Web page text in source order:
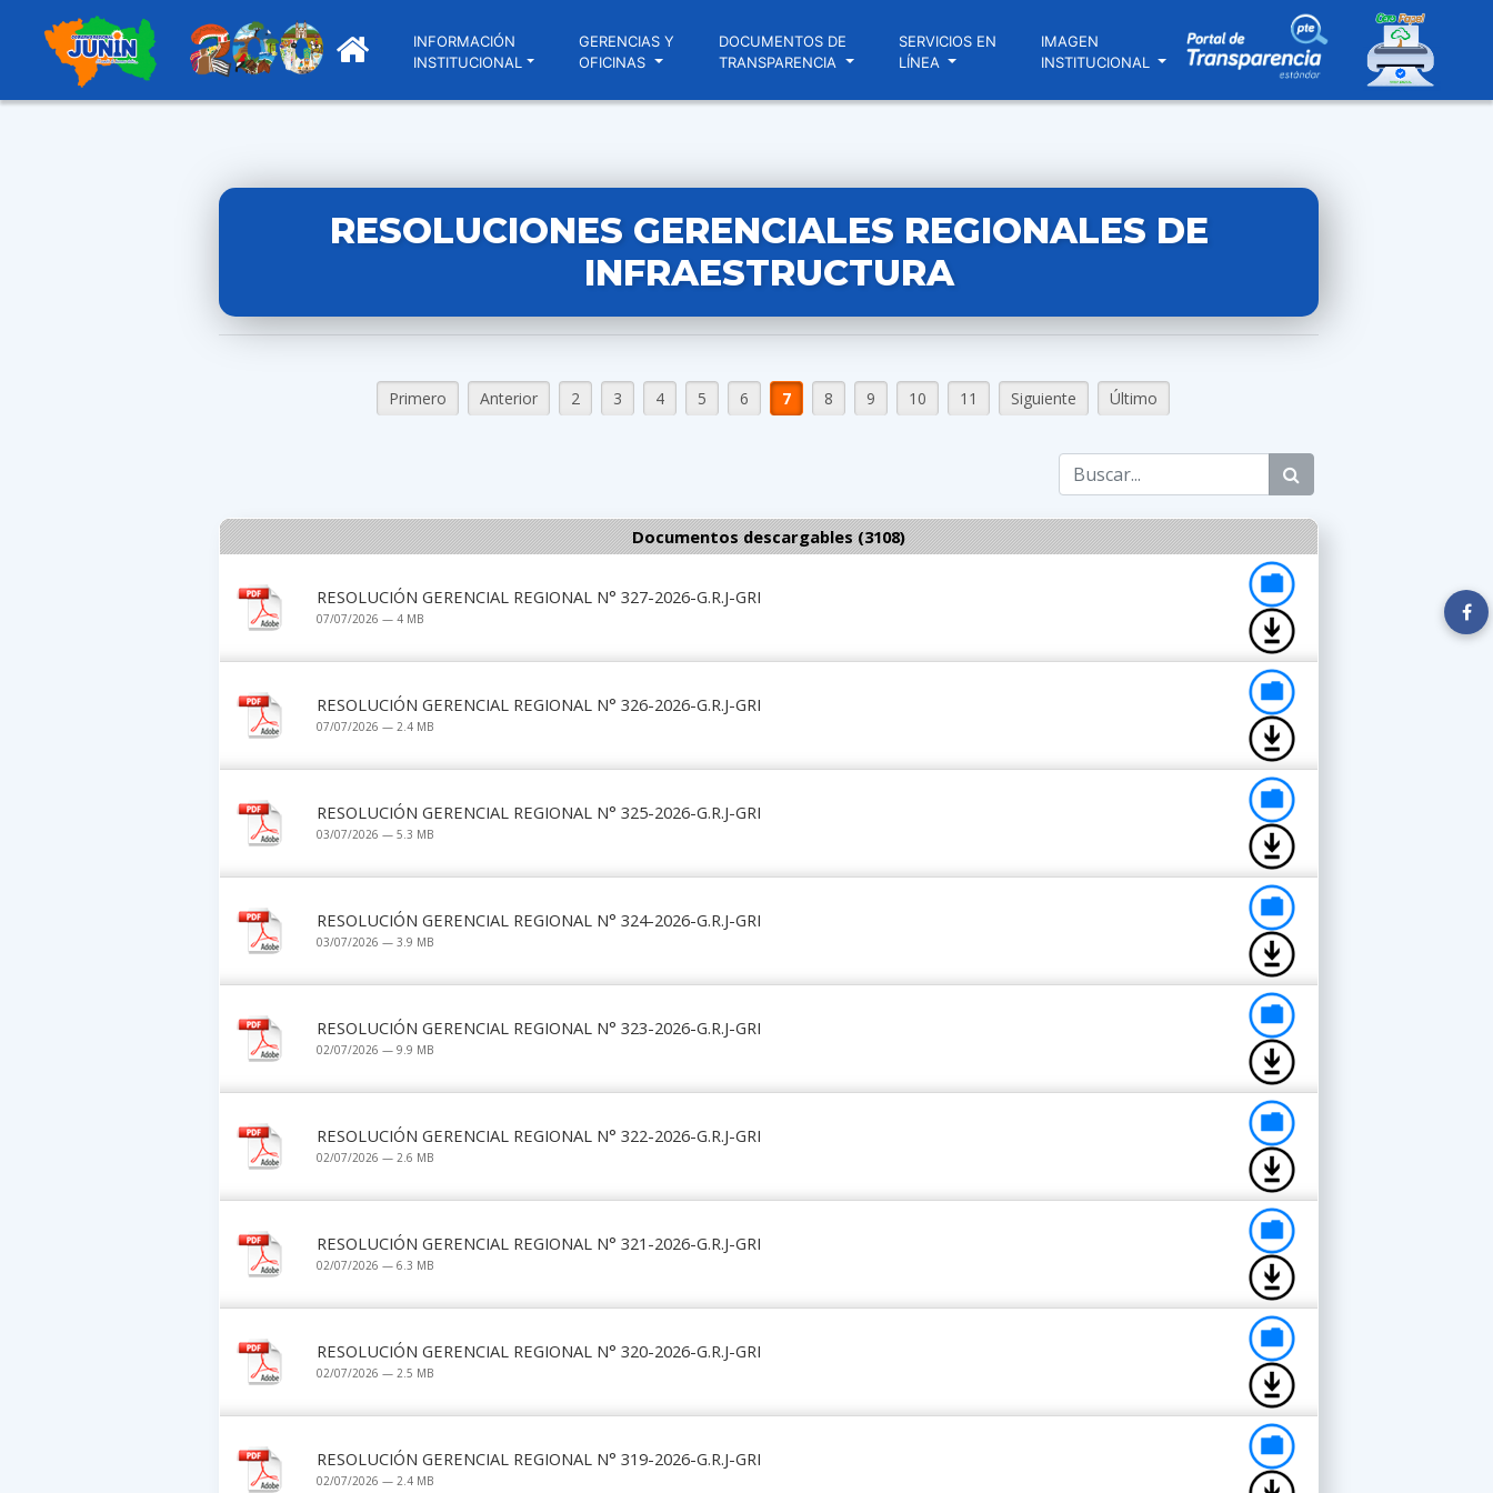
INFORMACIÓN
INSTITUCIONAL
GERENCIAS Y
OFICINAS
DOCUMENTOS DE
TRANSPARENCIA
SERVICIOS EN
LÍNEA
IMAGEN
INSTITUCIONAL
RESOLUCIONES GERENCIALES REGIONALES DE
INFRAESTRUCTURA
Primero Anterior 2 3 4 5 6 7 8 9 10 11 Siguiente Último
Documentos descargables (3108)
RESOLUCIÓN GERENCIAL REGIONAL N° 327-2026-G.R.J-GRI
07/07/2026 — 4 MB
RESOLUCIÓN GERENCIAL REGIONAL N° 326-2026-G.R.J-GRI
07/07/2026 — 2.4 MB
RESOLUCIÓN GERENCIAL REGIONAL N° 325-2026-G.R.J-GRI
03/07/2026 — 5.3 MB
RESOLUCIÓN GERENCIAL REGIONAL N° 324-2026-G.R.J-GRI
03/07/2026 — 3.9 MB
RESOLUCIÓN GERENCIAL REGIONAL N° 323-2026-G.R.J-GRI
02/07/2026 — 9.9 MB
RESOLUCIÓN GERENCIAL REGIONAL N° 322-2026-G.R.J-GRI
02/07/2026 — 2.6 MB
RESOLUCIÓN GERENCIAL REGIONAL N° 321-2026-G.R.J-GRI
02/07/2026 — 6.3 MB
RESOLUCIÓN GERENCIAL REGIONAL N° 320-2026-G.R.J-GRI
02/07/2026 — 2.5 MB
RESOLUCIÓN GERENCIAL REGIONAL N° 319-2026-G.R.J-GRI
02/07/2026 — 2.4 MB